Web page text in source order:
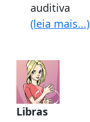
Libras
auditiva
(leia mais...)